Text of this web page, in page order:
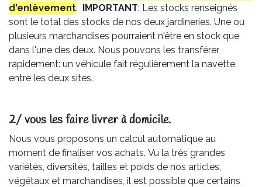
d'enlèvement. IMPORTANT: Les stocks renseignés
sont le total des stocks de nos deux jardineries. Une ou
plusieurs marchandises pourraient n'être en stock que
dans l'une des deux. Nous pouvons les transférer
rapidement: un véhicule fait régulièrement la navette
entre les deux sites.
2/ vous les faire livrer à domicile.
Nous vous proposons un calcul automatique au
moment de finaliser vos achats. Vu la très grandes
variétés, diversités, tailles et poids de nos articles,
végétaux et marchandises, il est possible que certains